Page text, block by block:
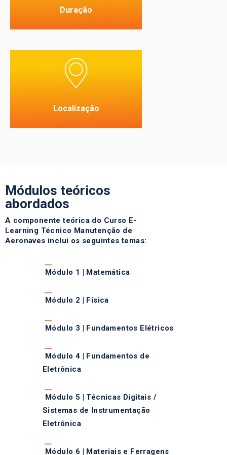
Duração
Localização
Localização
Módulos teóricos
abordados
A componente teórica do Curso E-
Learning Técnico Manutenção de
Aeronaves inclui os seguintes temas:
Módulo 1 | Matemática
Módulo 2 | Física
Módulo 3 | Fundamentos Elétricos
Módulo 4 | Fundamentos de
Eletrônica
Módulo 5 | Técnicas Digitais /
Sistemas de Instrumentação
Eletrônica
Módulo 6 | Materiais e Ferragens